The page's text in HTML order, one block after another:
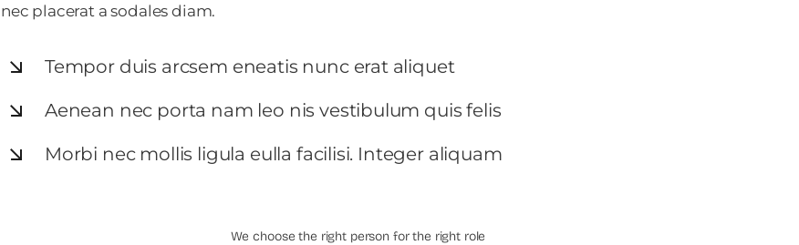
nec placerat a sodales diam.
Tempor duis arcsem eneatis nunc erat aliquet
Aenean nec porta nam leo nis vestibulum quis felis
Morbi nec mollis ligula eulla facilisi. Integer aliquam
We choose the right person for the right role